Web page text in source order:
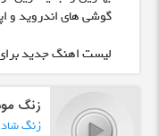
گوشی های اندروید و
لیست اهنگ جدید
زنگ
زنگ شاد